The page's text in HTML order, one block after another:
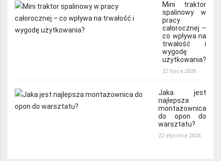
Mini traktor
spalinowy w
pracy
całorocznej –
co wpływa na
trwałość i
wygodę
użytkowania?
22 lipca 2026
Jaka jest
najlepsza
montażownica
do opon do
warsztatu?
22 stycznia 2026